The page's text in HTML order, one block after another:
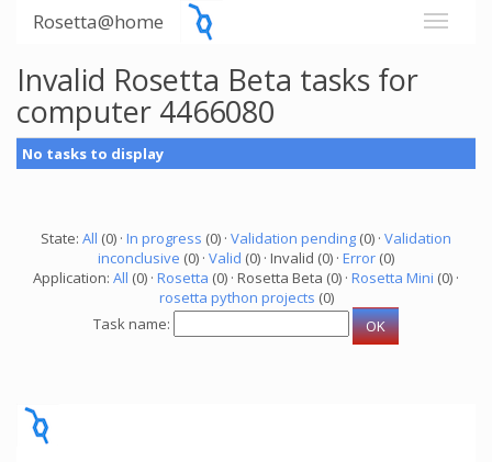
Rosetta@home
Invalid Rosetta Beta tasks for
computer 4466080
No tasks to display
State: All (0) · In progress (0) · Validation pending (0) · Validation
inconclusive (0) · Valid (0) · Invalid (0) · Error (0)
Application: All (0) · Rosetta (0) · Rosetta Beta (0) · Rosetta Mini (0) ·
rosetta python projects (0)
Task name: